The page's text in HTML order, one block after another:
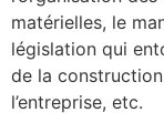
matérielles, le
législation qui
de la
l’entreprise, etc.